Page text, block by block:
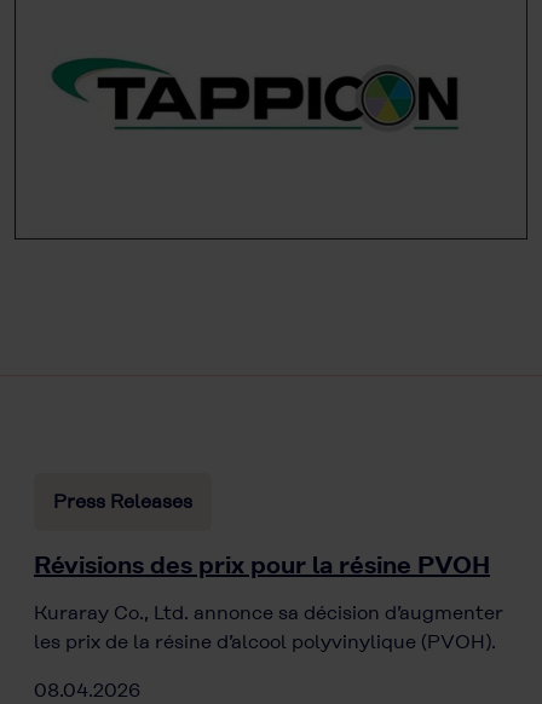
Press Releases
Révisions des prix pour la résine PVOH
Kuraray Co., Ltd. annonce sa décision d’augmenter
les prix de la résine d’alcool polyvinylique (PVOH).
08.04.2026